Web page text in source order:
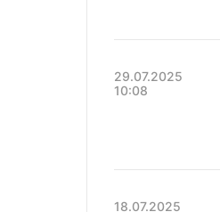
29.07.2025
10:08
18.07.2025